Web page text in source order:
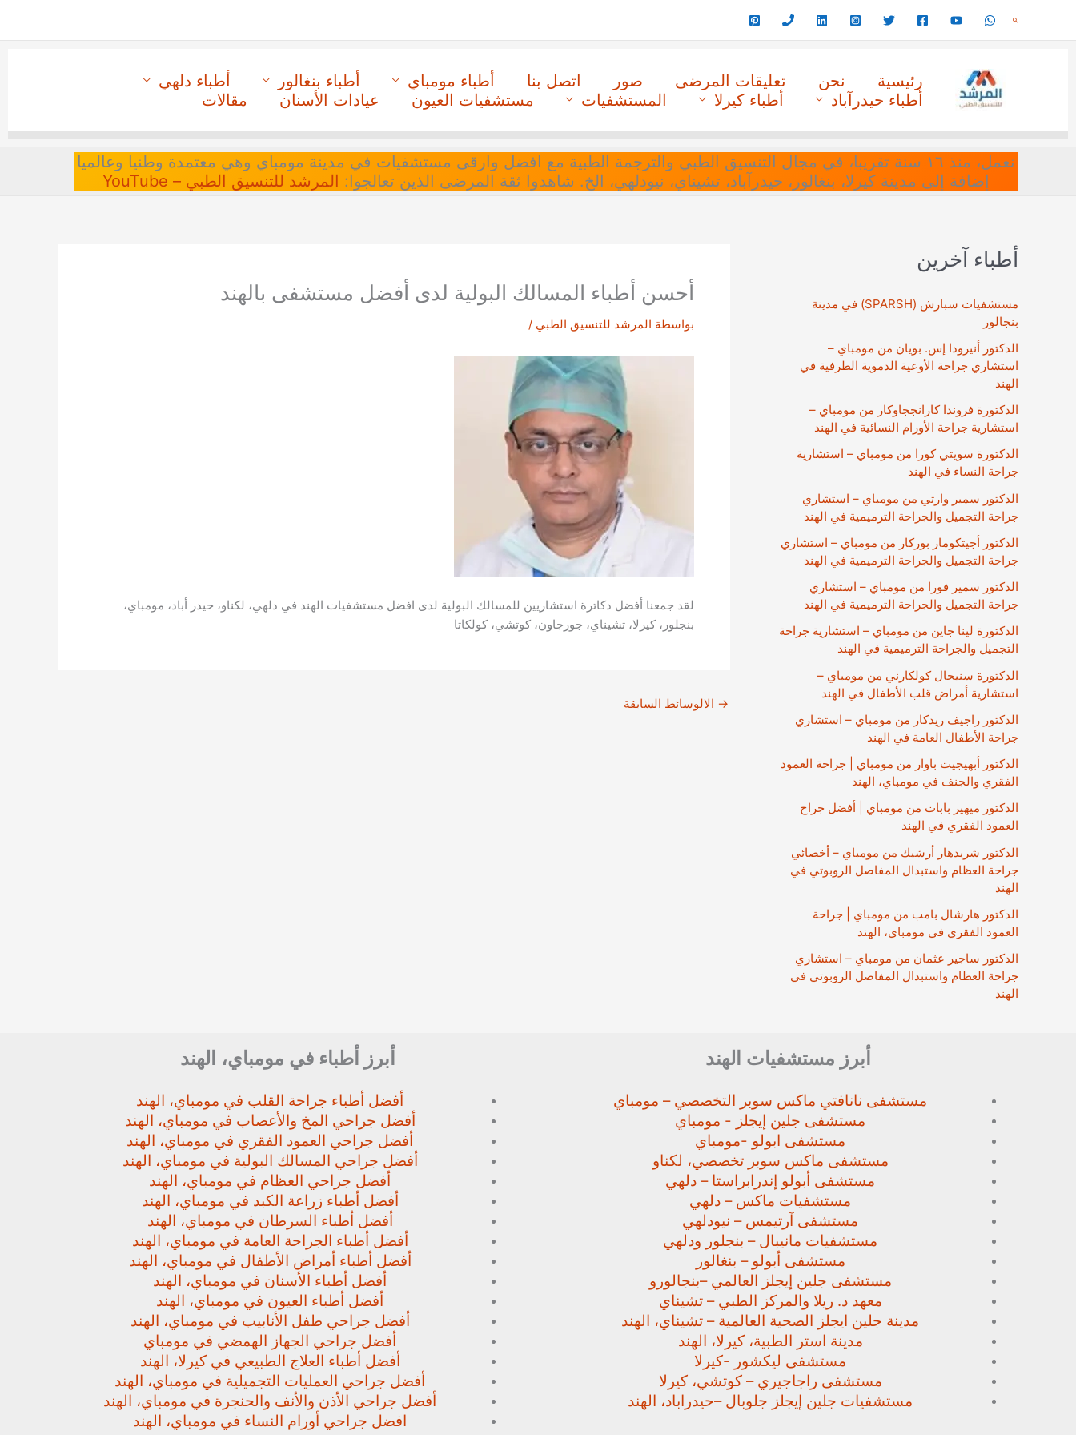
البحث
رئيسية نحن تعليقات المرضى صور اتصل بنا أطباء مومباي أطباء بنغالور
أطباء دلهي
أطباء حيدرآباد
أطباء كيرلا المستشفيات مستشفيات العيون عيادات الأسنان مقالات
نعمل، منذ ١٦ سنة تقريبا، في مجال التنسيق الطبي والترجمة الطبية مع افضل وارقى مستشفيات في مدينة مومباي وهي معتمدة وطنيا وعالميا
إضافة إلى مدينة كيرلا، بنغالور، حيدرآباد، تشيناي، نيودلهي، الخ. شاهدوا ثقة المرضى الذين تعالجوا: المرشد للتنسيق الطبي – YouTube
أطباء آخرين
مستشفيات سبارش (SPARSH) في مدينة
بنجالور
الدكتور أنيرودا إس. بويان من مومباي –
استشاري جراحة الأوعية الدموية الطرفية في
الهند
الدكتورة فروندا كارانججاوكار من مومباي –
استشارية جراحة الأورام النسائية في الهند
الدكتورة سويتي كورا من مومباي – استشارية
جراحة النساء في الهند
الدكتور سمير وارتي من مومباي – استشاري
جراحة التجميل والجراحة الترميمية في الهند
الدكتور أجيتكومار بوركار من مومباي – استشاري
جراحة التجميل والجراحة الترميمية في الهند
الدكتور سمير فورا من مومباي – استشاري
جراحة التجميل والجراحة الترميمية في الهند
الدكتورة لينا جاين من مومباي – استشارية جراحة
التجميل والجراحة الترميمية في الهند
الدكتورة سنيحال كولكارني من مومباي –
استشارية أمراض قلب الأطفال في الهند
الدكتور راجيف ريدكار من مومباي – استشاري
جراحة الأطفال العامة في الهند
الدكتور أبهيجيت باوار من مومباي | جراحة العمود
الفقري والجنف في مومباي، الهند
الدكتور ميهير بابات من مومباي | أفضل جراح
العمود الفقري في الهند
الدكتور شريدهار أرشيك من مومباي – أخصائي
جراحة العظام واستبدال المفاصل الروبوتي في
الهند
الدكتور هارشال بامب من مومباي | جراحة
العمود الفقري في مومباي، الهند
الدكتور ساجير عثمان من مومباي – استشاري
جراحة العظام واستبدال المفاصل الروبوتي في
الهند
أحسن أطباء المسالك البولية لدى أفضل مستشفى بالهند
بواسطة المرشد للتنسيق الطبي /
لقد جمعنا أفضل دكاترة استشاريين للمسالك البولية لدى افضل مستشفيات الهند في دلهي، لكناو، حيدر أباد، مومباي،
بنجلور، كيرلا، تشيناي، جورجاون، كوتشي، كولكاتا
→ الالوسائط السابقة
أبرز مستشفيات الهند
مستشفى نانافتي ماكس سوبر التخصصي – مومباي
مستشفى جلين إيجلز - مومباي
مستشفى ابولو -مومباي
مستشفى ماكس سوبر تخصصي، لكناو
مستشفى أبولو إندرابراستا – دلهي
مستشفيات ماكس – دلهي
مستشفى آرتيمس – نيودلهي
مستشفيات مانيبال – بنجلور ودلهي
مستشفى أبولو – بنغالور
مستشفى جلين إيجلز العالمي –بنجالورو
معهد د. ريلا والمركز الطبي – تشيناي
مدينة جلين ايجلز الصحية العالمية – تشيناي، الهند
مدينة استر الطبية، كيرلا، الهند
مستشفى ليكشور -كيرلا
مستشفى راجاجيري – كوتشي، كيرلا
مستشفيات جلين إيجلز جلوبال –حيدراباد، الهند
أبرز أطباء في مومباي، الهند
أفضل أطباء جراحة القلب في مومباي، الهند
أفضل جراحي المخ والأعصاب في مومباي، الهند
أفضل جراحي العمود الفقري في مومباي، الهند
أفضل جراحي المسالك البولية في مومباي، الهند
أفضل جراحي العظام في مومباي، الهند
أفضل أطباء زراعة الكبد في مومباي، الهند
أفضل أطباء السرطان في مومباي، الهند
أفضل أطباء الجراحة العامة في مومباي، الهند
أفضل أطباء أمراض الأطفال في مومباي، الهند
أفضل أطباء الأسنان في مومباي، الهند
أفضل أطباء العيون في مومباي، الهند
أفضل جراحي طفل الأنابيب في مومباي، الهند
أفضل جراحي الجهاز الهمضي في مومباي
أفضل أطباء العلاج الطبيعي في كيرلا، الهند
أفضل جراحي العمليات التجميلية في مومباي، الهند
أفضل جراحي الأذن والأنف والحنجرة في مومباي، الهند
افضل جراحي أورام النساء في مومباي، الهند